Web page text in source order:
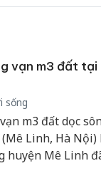
vạn m3 đất tại
sống
m3 đất dọc
Linh, Hà Nội)
huyện Mê Linh